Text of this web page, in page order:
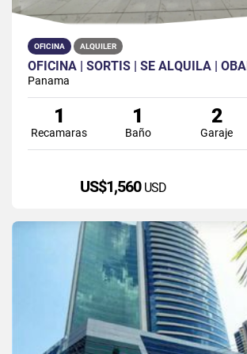
OFICINA ALQUILER
Panama
1
Recamaras
1
Baño
2
Garaje
US$1,560 USD